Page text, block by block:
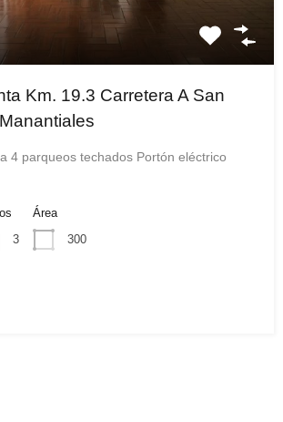
Km. 19.3 Carretera A San
4 parqueos techados Portón eléctrico
3
Área
300